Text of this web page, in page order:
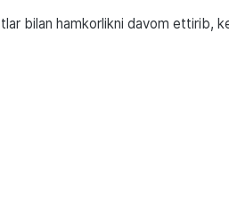
bilan hamkorlikni davom ettirib,